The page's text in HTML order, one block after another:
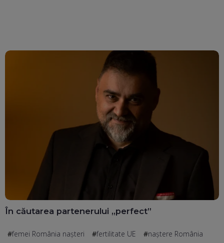
În căutarea partenerului „perfect”
femei România nașteri fertilitate UE
naștere România